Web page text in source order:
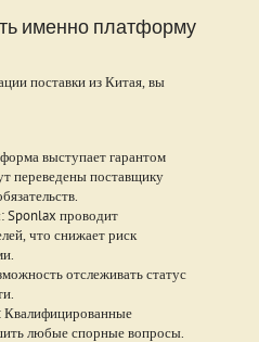
именно платформу
поставки из Китая, вы
выступает гарантом
переведены поставщику
Sponlax проводит
что снижает риск
отслеживать статус
Квалифицированные
любые спорные вопросы.